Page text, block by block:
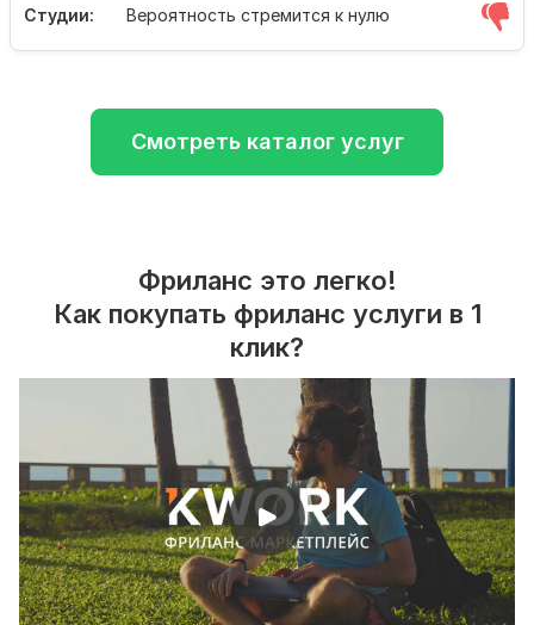
Студии: Вероятность стремится к нулю
Смотреть каталог услуг
Фриланс это легко!
Как покупать фриланс услуги в 1
клик?